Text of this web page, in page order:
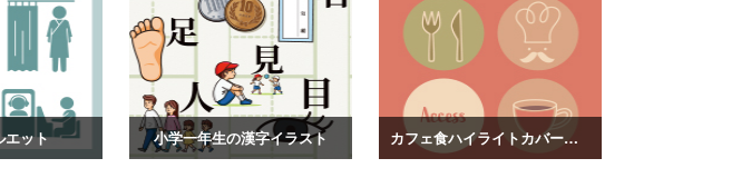
エット 小学一年生の漢字イラスト カフェ食ハイライトカバーイラスト